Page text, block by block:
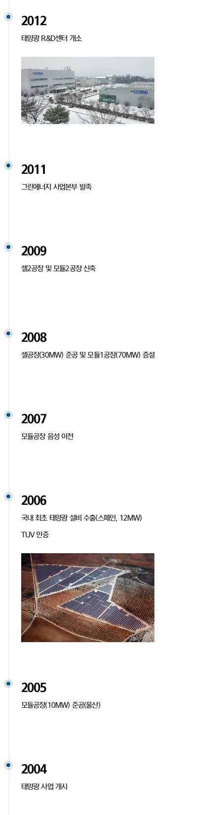
2012
태양광 R&D센터 개소
2011
그린에너지 사업본부 발족
2009
셀2공장 및 모듈2공장 신축
2008
셀공장(30MW) 준공 및 모듈1공장(70MW) 증설
2007
모듈공장 음성 이전
2006
국내 최초 태양광 설비 수출(스페인, 12MW)
TUV 인증
2005
모듈공장(10MW) 준공(울산)
2004
태양광 사업 개시